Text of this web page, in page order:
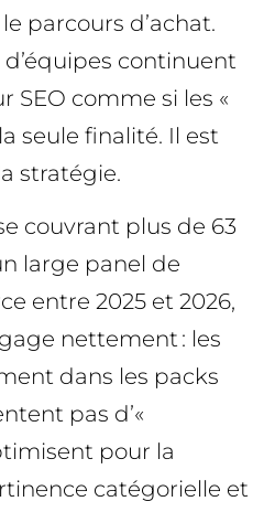
parcours d’achat.
continuent
SEO comme si les «
seule finalité. Il est
stratégie.
couvrant plus de 63
large panel de
entre 2025 et 2026,
nettement : les
dans les packs
pas d’«
pour la
catégorielle et